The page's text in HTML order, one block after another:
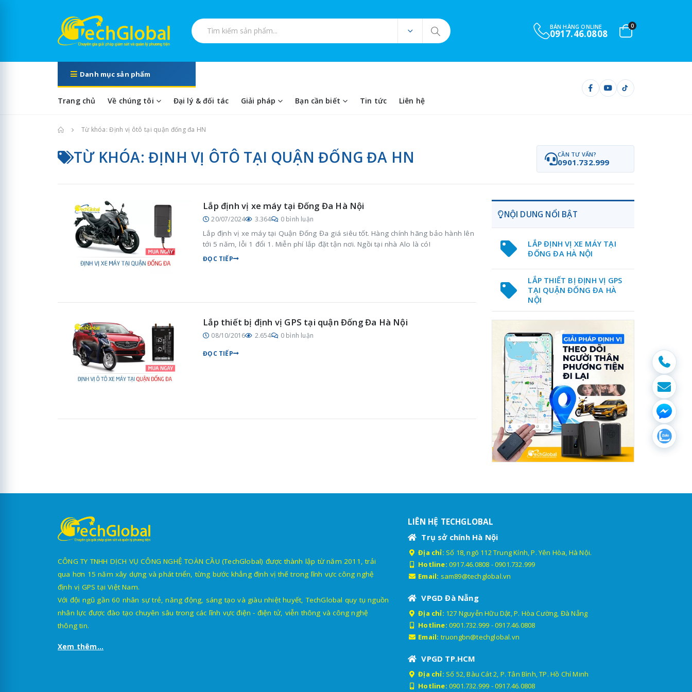
Tìm kiếm sản phẩm
BÁN HÀNG ONLINE
0917.46.0808
0
Danh mục sản phẩm
Trang chủ Về chúng tôi Đại lý & đối tác Giải pháp Bạn cần biết Tin tức Liên hệ
Trang chủTừ khóa: Định vị ôtô tại quận đống đa HN
TỪ KHÓA: ĐỊNH VỊ ÔTÔ TẠI QUẬN ĐỐNG ĐA HN CẦN TƯ VẤN?
0901.732.999
Lắp định vị xe máy tại Đống Đa Hà Nội
20/07/2024 3.364 0 bình luận
Lắp định vị xe máy tại Quận Đống Đa giá siêu tốt. Hàng chính hãng bảo hành lên
tới 5 năm, lỗi 1 đổi 1. Miễn phí lắp đặt tận nơi. Ngồi tại nhà Alo là có!
ĐỌC TIẾP
Lắp thiết bị định vị GPS tại quận Đống Đa Hà Nội
08/10/2016 2.654 0 bình luận
ĐỌC TIẾP
NỘI DUNG NỔI BẬT
LẮP ĐỊNH VỊ XE MÁY TẠI
ĐỐNG ĐA HÀ NỘI
LẮP THIẾT BỊ ĐỊNH VỊ GPS
TẠI QUẬN ĐỐNG ĐA HÀ
NỘI
CÔNG TY TNHH DỊCH VỤ CÔNG NGHỆ TOÀN CẦU (TechGlobal) được thành lập từ năm 2011, trải
qua hơn 15 năm xây dựng và phát triển, từng bước khẳng định vị thế trong lĩnh vực công nghệ
định vị GPS tại Việt Nam.
Với đội ngũ gần 60 nhân sự trẻ, năng động, sáng tạo và giàu nhiệt huyết, TechGlobal quy tụ nguồn
nhân lực được đào tạo chuyên sâu trong các lĩnh vực điện - điện tử, viễn thông và công nghệ
thông tin.
Xem thêm...
LIÊN HỆ TECHGLOBAL
Trụ sở chính Hà Nội
Địa chỉ: Số 18, ngõ 112 Trung Kính, P. Yên Hòa, Hà Nội.
Hotline: 0917.46.0808 -0901.732.999
Email: sam89@techglobal.vn
VPGD Đà Nẵng
Địa chỉ: 127 Nguyễn Hữu Dật, P. Hòa Cường, Đà Nẵng
Hotline: 0901.732.999 -0917.46.0808
Email: truongbn@techglobal.vn
VPGD TP.HCM
Địa chỉ: Số 52, Bàu Cát 2, P. Tân Bình, TP. Hồ Chí Minh
Hotline: 0901.732.999 -0917.46.0808